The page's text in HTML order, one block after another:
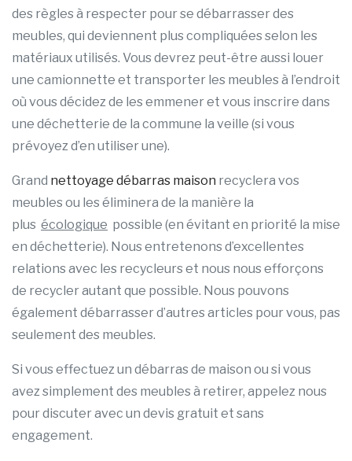
des règles à respecter pour se débarrasser des
meubles, qui deviennent plus compliquées selon les
matériaux utilisés. Vous devrez peut-être aussi louer
une camionnette et transporter les meubles à l’endroit
où vous décidez de les emmener et vous inscrire dans
une déchetterie de la commune la veille (si vous
prévoyez d’en utiliser une).
Grand nettoyage débarras maison recyclera vos
meubles ou les éliminera de la manière la
plus écologique possible (en évitant en priorité la mise
en déchetterie). Nous entretenons d’excellentes
relations avec les recycleurs et nous nous efforçons
de recycler autant que possible. Nous pouvons
également débarrasser d’autres articles pour vous, pas
seulement des meubles.
Si vous effectuez un débarras de maison ou si vous
avez simplement des meubles à retirer, appelez nous
pour discuter avec un devis gratuit et sans
engagement.